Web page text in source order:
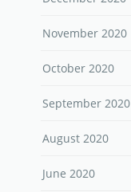
November 2020
October 2020
September 2020
August 2020
June 2020